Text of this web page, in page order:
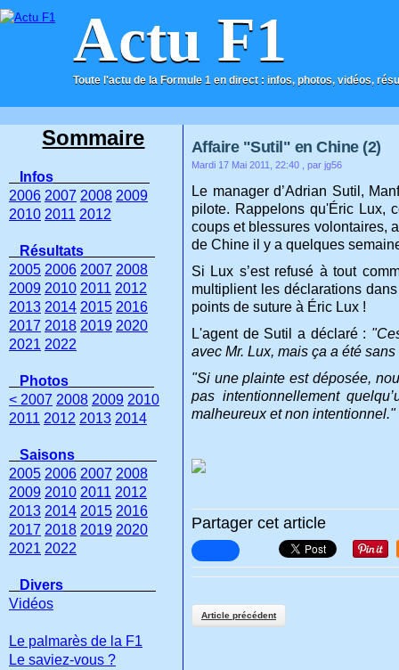
Actu F1
Toute l'actu de la Formule 1 en direct : infos, photos, vidéos,
ACCUEIL CONTACT
Affaire "Sutil" en Chine (2)
Mardi 17 Mai 2011, 22:40 , par jg56
Le manager d’Adrian Sutil,
pilote. Rappelons qu'Éric Lux,
coups et blessures volontaires,
de Chine il y a quelques
Si Lux s’est refusé à tout
multiplient les déclarations
points de suture à Éric Lux !
L'agent de Sutil a déclaré :
avec Mr. Lux, mais ça a été
"Si une plainte est déposée,
pas intentionnellement
malheureux et non intentionnel."
Partager cet article
Article précédent
Sommaire
Infos
2006 2007 2008 2009
2010 2011 2012
Résultats
2005 2006 2007 2008
2009 2010 2011 2012
2013 2014 2015 2016
2017 2018 2019 2020
2021 2022
Photos
< 2007 2008 2009 2010
2011 2012 2013 2014
Saisons
2005 2006 2007 2008
2009 2010 2011 2012
2013 2014 2015 2016
2017 2018 2019 2020
2021 2022
Divers
Vidéos
Le palmarès de la F1
Le saviez-vous ?